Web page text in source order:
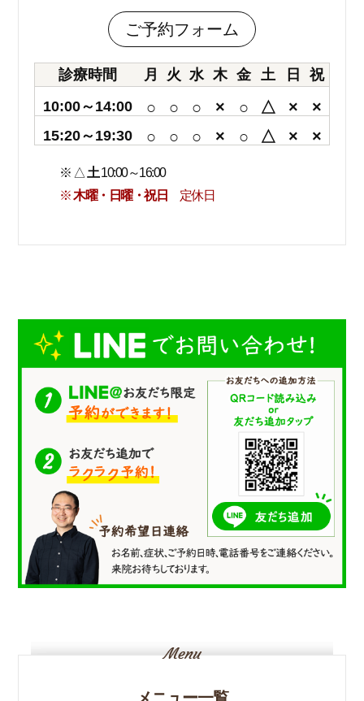
ご予約フォーム
診療時間 月 火 水 木 金 土 日
祝
10:00～14:00
○ ○ ○ × ○ △ × ×
15:20～19:30 ○ ○ ○ × ○ △ × ×
※ △ 土10:00～16:00
※木曜・日曜・祝日 定休日